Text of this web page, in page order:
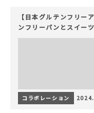
【日本グルテンフリー
ンフリーパンとスイー
コラボレーション